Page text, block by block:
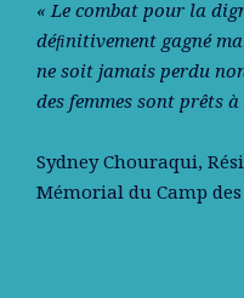
« Le combat pour la
déﬁnitivement gagné
ne soit jamais perdu
des femmes sont prêts à
Sydney Chouraqui,
Mémorial du Camp